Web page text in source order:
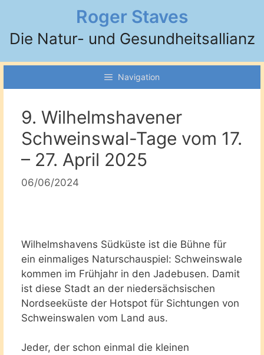
springen
Roger Staves
Die Natur- und Gesundheitsallianz
Navigation
9. Wilhelmshavener
Schweinswal-Tage vom 17.
– 27. April 2025
06/06/2024
Wilhelmshavens Südküste ist die Bühne für
ein einmaliges Naturschauspiel: Schweinswale
kommen im Frühjahr in den Jadebusen. Damit
ist diese Stadt an der niedersächsischen
Nordseeküste der Hotspot für Sichtungen von
Schweinswalen vom Land aus.
Jeder, der schon einmal die kleinen